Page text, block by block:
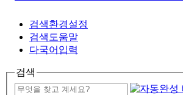
검색환경설정
검색도움말
다국어입력
검색